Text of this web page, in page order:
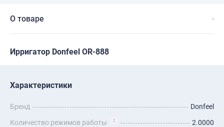
О товаре
Ирригатор Donfeel OR-888
Характеристики
Бренд
Donfeel
Количество режимов работы
2.0000